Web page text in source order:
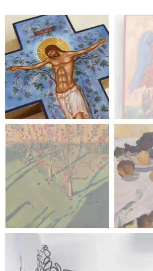
malarstwo
Patrycja Wojtanowska
malarstwo
Magdalena Szydłowska